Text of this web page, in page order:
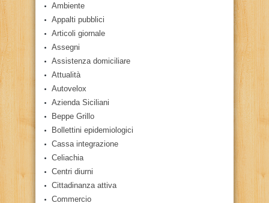
Ambiente
Appalti pubblici
Articoli giornale
Assegni
Assistenza domiciliare
Attualità
Autovelox
Azienda Siciliani
Beppe Grillo
Bollettini epidemiologici
Cassa integrazione
Celiachia
Centri diurni
Cittadinanza attiva
Commercio